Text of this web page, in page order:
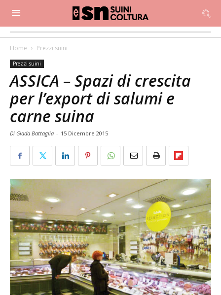
Home Prezzi suini
Prezzi suini
ASSICA – Spazi di crescita
per l’export di salumi e
carne suina
Di Giada Battaglia - 15 Dicembre 2015